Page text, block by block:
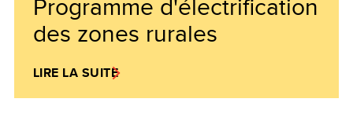
des zones rurales
LIRE LA SUITE